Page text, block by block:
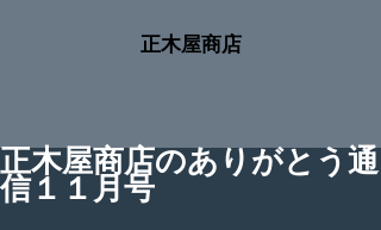
​正木屋商店
正木屋商店のありがとう通
信１１月号